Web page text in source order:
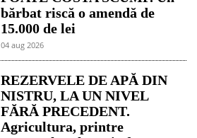
bărbat riscă o amendă de
15.000 de lei
04 aug 2026
REZERVELE DE APĂ DIN
NISTRU, LA UN NIVEL
FĂRĂ PRECEDENT.
Agricultura, printre